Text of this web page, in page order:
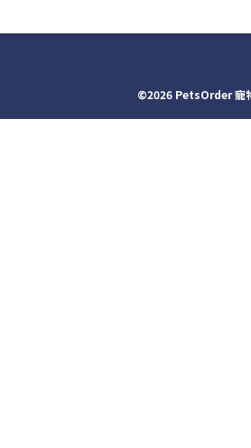
©2026 PetsOrder 寵